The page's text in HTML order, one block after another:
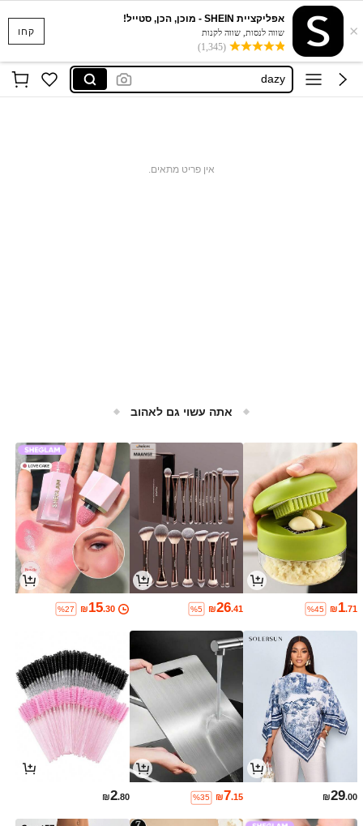
קחו ×
אפליקציית SHEIN - מוכן, הכן, סטייל!
שווה לנסות, שווה לקנות
(1,345)
musera
motf
dazy
אין פריט מתאים.
אתה עשוי גם לאהוב
₪1.71
%45
₪26.41
%5
₪15.30
%27
₪29.00
₪7.15
%35
₪2.80